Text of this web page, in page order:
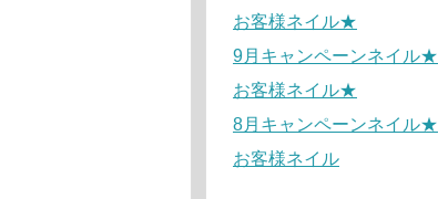
お客様ネイル★
9月キャンペーンネイル★
お客様ネイル★
8月キャンペーンネイル★
お客様ネイル